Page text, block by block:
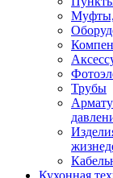
Муфты,
Трубы
Кухонная